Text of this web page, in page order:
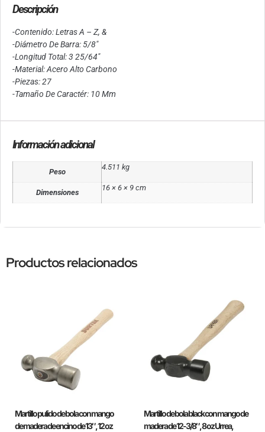
Descripción
-Contenido: Letras A – Z, &
-Diámetro De Barra: 5/8″
-Longitud Total: 3 25/64″
-Material: Acero Alto Carbono
-Piezas: 27
-Tamaño De Caractér: 10 Mm
Información adicional
Peso
4.511 kg
Dimensiones
16 × 6 × 9 cm
Productos relacionados
Martillo pulido de bola con mango
de madera de encino de 13″, 12 oz
Martillo de bola black con mango de
madera de 12-3/8″, 8 oz Urrea,